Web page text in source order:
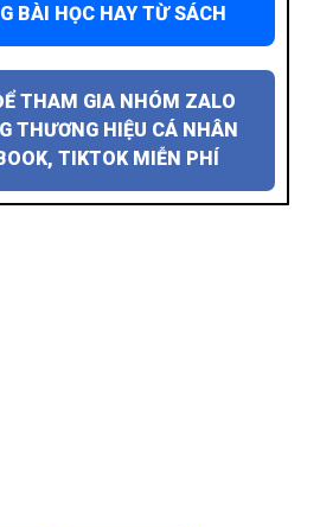
BÀI HỌC HAY TỪ SÁCH
THAM GIA NHÓM ZALO
THƯƠNG HIỆU CÁ NHÂN
TIKTOK MIỄN PHÍ